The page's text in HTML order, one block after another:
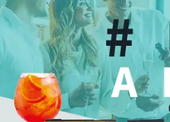
Anacardi Exclusive
Pacco singolo
14,56 € Aggiungi